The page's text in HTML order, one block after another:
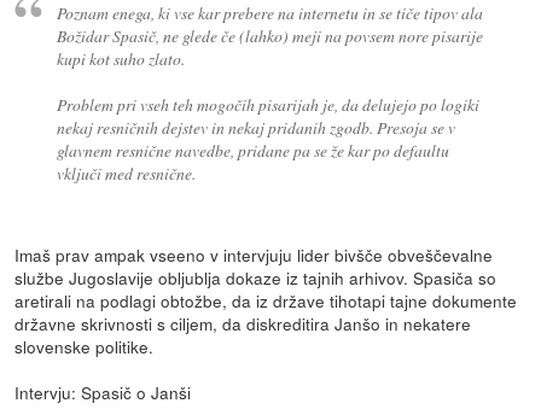
Poznam enega, ki vse kar prebere na internetu in se tiče tipov ala
Božidar Spasič, ne glede če (lahko) meji na povsem nore pisarije
kupi kot suho zlato.
Problem pri vseh teh mogočih pisarijah je, da delujejo po logiki
nekaj resničnih dejstev in nekaj pridanih zgodb. Presoja se v
glavnem resnične navedbe, pridane pa se že kar po defaultu
vključi med resnične.
Imaš prav ampak vseeno v intervjuju lider bivšče obveščevalne
službe Jugoslavije obljublja dokaze iz tajnih arhivov. Spasiča so
aretirali na podlagi obtožbe, da iz države tihotapi tajne dokumente
državne skrivnosti s ciljem, da diskreditira Janšo in nekatere
slovenske politike.
Intervju: Spasič o Janši